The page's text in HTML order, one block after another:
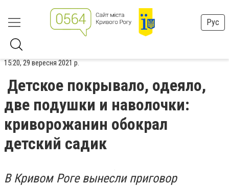
Рус
15:20, 29 вересня 2021 р.
Детское покрывало, одеяло,
две подушки и наволочки:
криворожанин обокрал
детский садик
В Кривом Роге вынесли приговор